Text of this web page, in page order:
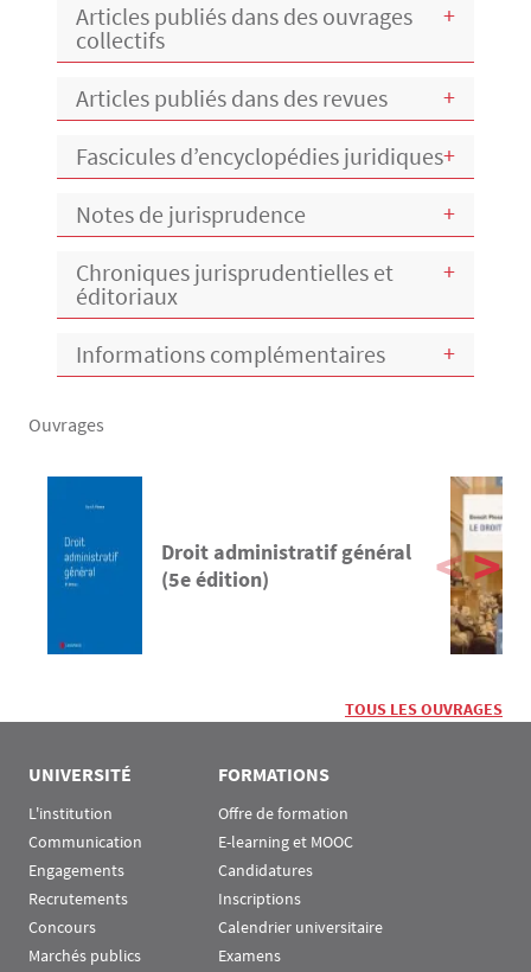
Articles publiés dans des ouvrages
collectifs
Articles publiés dans des revues
Fascicules d’encyclopédies juridiques
Notes de jurisprudence
Chroniques jurisprudentielles et
éditoriaux
Informations complémentaires
Ouvrages
Droit administratif général
(5e édition)
TOUS LES OUVRAGES
UNIVERSITÉ
L'institution
Communication
Engagements
Recrutements
Concours
Marchés publics
FORMATIONS
Offre de formation
E-learning et MOOC
Candidatures
Inscriptions
Calendrier universitaire
Examens